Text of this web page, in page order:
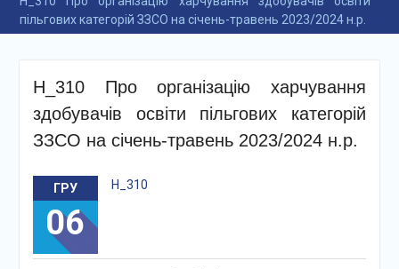
пільгових категорій ЗЗСО на січень-травень 2023/2024 н.р.
Н_310 Про організацію харчування
здобувачів освіти пільгових категорій
ЗЗСО на січень-травень 2023/2024 н.р.
ГРУ
06
Н_310